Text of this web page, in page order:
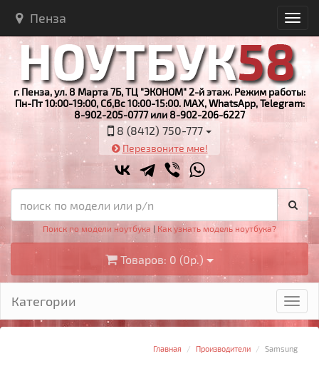
Пенза
г. Пенза, ул. 8 Марта 7Б, ТЦ "ЭКОНОМ" 2-й этаж. Режим работы:
Пн-Пт 10:00-19:00, Сб,Вс 10:00-15:00. MAX, WhatsApp, Telegram:
8-902-205-0777 или 8-902-206-6227
8 (8412) 750-777
Перезвоните мне!
Поиск по модели ноутбука | Как узнать модель ноутбука?
Товаров: 0 (0р.)
Категории
Главная Производители Samsung